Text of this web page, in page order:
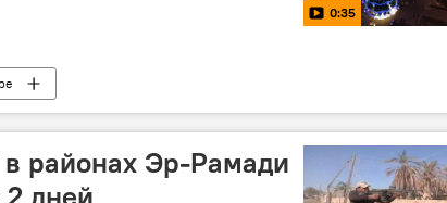
0:35
районах Эр-Рамади